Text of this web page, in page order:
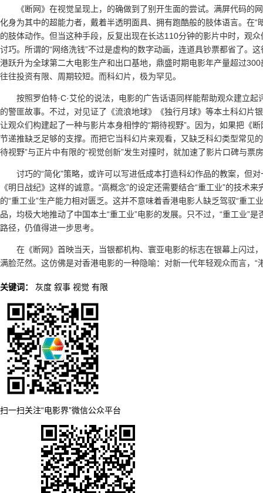
《断网》在视觉呈现上，的确做到了别开生面的尝试。满屏代码的
化身为其中的超能力者，戴着半透明面具、拥有跑酷般的肢体语言。在
的肢体动作。但当这种手段，反复出现在长达110分钟的影片中时，观
讨巧。所谓的“网络洗钱”不过是虚构的数字动画，连道具钞票都省了。
港跃升为全球第二大电影生产和出口基地，鼎盛时期电影年产量超过
往往投资有限、周期较短。而科幻片，极为罕见。
按照罗伯特·C·艾伦的说法，电影的广告话语同样能帮助观众建立
的警匪故事。不过，对见证了《流浪地球》《独行月球》等本土科幻片
让观众们构建起了一种与影片本身相悖的“期待视野”。因为，如果把《
节递推缺乏足够的支撑。而把它当科幻片来观看，又缺乏科幻类型常见
待视野”与正片中有限的“视觉创新”发生对撞时，就加速了影片口碑与票
讨巧的“简化”策略，或许可以写进低成本打造科幻作品的教案，但
《明日战纪》这样的诚意。“高概念”的设定还需要结合“重工业”的技术
的“重工业”生产能力相对匮乏。这并不意味着香港电影人缺乏驾驭“重工
品，均极大地推动了中国本土“重工业”电影的发展。只不过，“重工业”
路径，仍值得进一步思考。
在《断网》首映当天，当银都机构、寰亚电影的标志在银幕上闪过
满脸茫然。这仿佛是对香港电影的一种隐喻：对新一代年轻观众而言，“
关键词： 灰度 叙事 视觉 有限
扫一扫关注“电影界”微信公众平台